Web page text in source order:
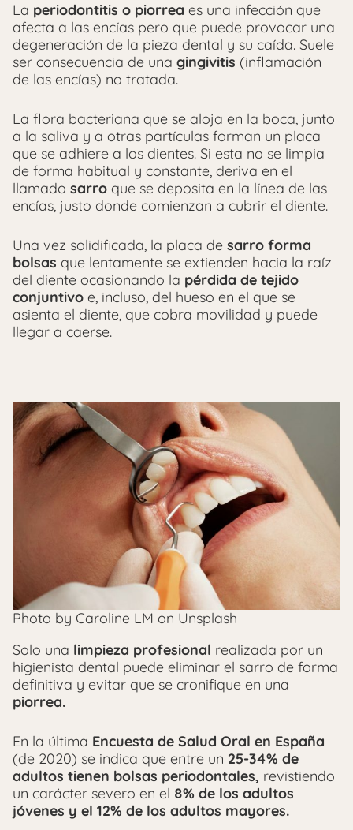
La periodontitis o piorrea es una infección que
afecta a las encías pero que puede provocar una
degeneración de la pieza dental y su caída. Suele
ser consecuencia de una gingivitis (inflamación
de las encías) no tratada.
La flora bacteriana que se aloja en la boca, junto
a la saliva y a otras partículas forman un placa
que se adhiere a los dientes. Si esta no se limpia
de forma habitual y constante, deriva en el
llamado sarro que se deposita en la línea de las
encías, justo donde comienzan a cubrir el diente.
Una vez solidificada, la placa de sarro forma
bolsas que lentamente se extienden hacia la raíz
del diente ocasionando la pérdida de tejido
conjuntivo e, incluso, del hueso en el que se
asienta el diente, que cobra movilidad y puede
llegar a caerse.
Photo by Caroline LM on Unsplash
Solo una limpieza profesional realizada por un
higienista dental puede eliminar el sarro de forma
definitiva y evitar que se cronifique en una
piorrea.
En la última Encuesta de Salud Oral en España
(de 2020) se indica que entre un 25-34% de
adultos tienen bolsas periodontales, revistiendo
un carácter severo en el 8% de los adultos
jóvenes y el 12% de los adultos mayores.